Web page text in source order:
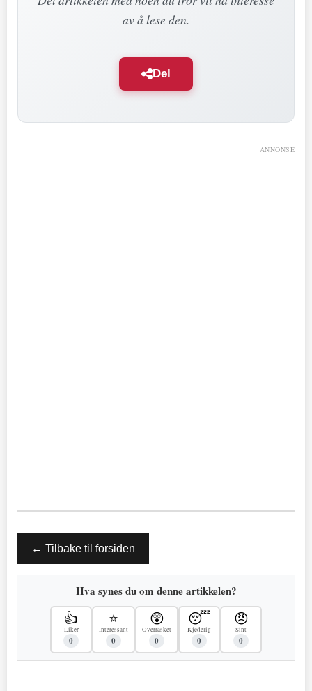
av å lese den.
Del
ANNONSE
← Tilbake til forsiden
Hva synes du om denne artikkelen?
👍
Liker
0
⭐
Interessant
0
😲
Overrasket
0
😴
Kjedelig
0
😠
Sint
0